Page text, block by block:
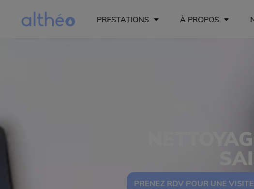
PRESTATIONS À PROPOS
PRENEZ RDV POUR UNE